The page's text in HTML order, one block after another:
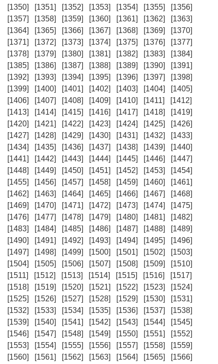
[1350]
[1351] [1352] [1353] [1354] [1355]
[1356]
[1357]
[1358] [1359] [1360] [1361] [1362]
[1363]
[1364]
[1365] [1366] [1367] [1368] [1369]
[1370]
[1371]
[1372] [1373] [1374] [1375] [1376]
[1377]
[1378]
[1379] [1380] [1381] [1382] [1383]
[1384]
[1385]
[1386] [1387] [1388] [1389] [1390]
[1391]
[1392]
[1393] [1394] [1395] [1396] [1397]
[1398]
[1399]
[1400] [1401] [1402] [1403] [1404]
[1405]
[1406]
[1407] [1408] [1409] [1410] [1411]
[1412]
[1413]
[1414] [1415] [1416] [1417] [1418]
[1419]
[1420]
[1421] [1422] [1423] [1424] [1425]
[1426]
[1427]
[1428] [1429] [1430] [1431] [1432]
[1433]
[1434]
[1435] [1436] [1437] [1438] [1439]
[1440]
[1441]
[1442] [1443] [1444] [1445] [1446]
[1447]
[1448]
[1449] [1450] [1451] [1452] [1453]
[1454]
[1455]
[1456] [1457] [1458] [1459] [1460]
[1461]
[1462]
[1463] [1464] [1465] [1466] [1467]
[1468]
[1469]
[1470] [1471] [1472] [1473] [1474]
[1475]
[1476]
[1477] [1478] [1479] [1480] [1481]
[1482]
[1483]
[1484] [1485] [1486] [1487] [1488]
[1489]
[1490]
[1491] [1492] [1493] [1494] [1495]
[1496]
[1497]
[1498] [1499] [1500] [1501] [1502]
[1503]
[1504]
[1505] [1506] [1507] [1508] [1509]
[1510]
[1511]
[1512] [1513] [1514] [1515] [1516]
[1517]
[1518]
[1519] [1520] [1521] [1522] [1523]
[1524]
[1525]
[1526] [1527] [1528] [1529] [1530]
[1531]
[1532]
[1533] [1534] [1535] [1536] [1537]
[1538]
[1539]
[1540] [1541] [1542] [1543] [1544]
[1545]
[1546]
[1547] [1548] [1549] [1550] [1551]
[1552]
[1553]
[1554] [1555] [1556] [1557] [1558]
[1559]
[1560]
[1561] [1562] [1563] [1564] [1565]
[1566]